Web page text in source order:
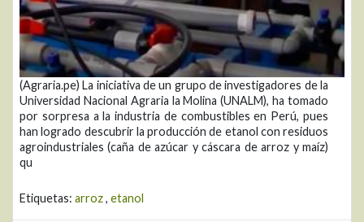
(Agraria.pe) La iniciativa de un grupo de investigadores de la
Universidad Nacional Agraria la Molina (UNALM), ha tomado
por sorpresa a la industria de combustibles en Perú, pues
han logrado descubrir la producción de etanol con residuos
agroindustriales (caña de azúcar y cáscara de arroz y maíz)
qu
Etiquetas: arroz, etanol